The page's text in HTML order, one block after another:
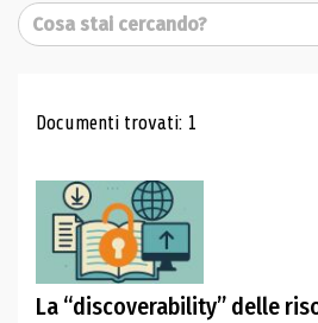
Cerca
Risultati di
Documenti trovati: 1
La “discoverability” delle